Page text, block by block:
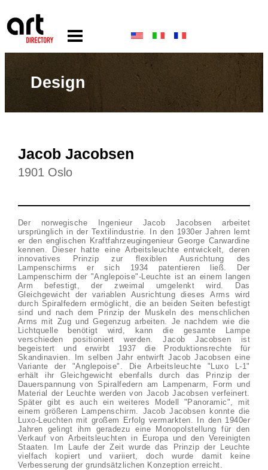
Design
Jacob Jacobsen
1901 Oslo
Der norwegische Ingenieur Jacob Jacobsen arbeitet
ursprünglich in der Textilindustrie. In den 1930er Jahren lernt
er den englischen Kraftfahrzeugingenieur George Carwardine
kennen. Dieser hatte eine Arbeitsleuchte entwickelt, deren
innovatives Prinzip zur flexiblen Ausrichtung des
Lampenschirms er sich 1934 patentieren ließ. Der
Lampenschirm der "Anglepoise"-Leuchte ist an einem langen
Arm befestigt, der zweimal umgelenkt wird. Das
Gleichgewicht der variablen Ausrichtung dieses Arms wird
durch Spiralfedern ermöglicht, die an beiden Seiten befestigt
sind und nach dem Prinzip der Muskeln des menschlichen
Arms mit Zug und Gegenzug arbeiten. Je nachdem wie die
Lichtquelle benötigt wird, kann die gesamte Lampe
verschieden positioniert werden. Jacob Jacobsen ist
begeistert und erwirbt 1937 die Produktionsrechte für
Skandinavien. Im selben Jahr entwirft Jacob Jacobsen eine
Variante der "Anglepoise". Die Arbeitsleuchte "Luxo L-1"
erhält ihr Gleichgewicht ebenfalls durch das Prinzip der
Dauerspannung von Spiralfedern am Lampenarm, Form und
Material der Leuchte werden von Jacob Jacobsen verfeinert.
Später gibt es auch ein weiteres Modell "Panoramic", mit
einem größeren Lampenschirm. Jacob Jacobsen konnte die
Luxo-Leuchten mit großem Erfolg vermarkten. In den 1940er
Jahren gelingt ihm geradezu eine Monopolstellung für den
Verkauf von Arbeitsleuchten in Europa und den Vereinigten
Staaten. Im Laufe der Zeit wurde das Prinzip der Leuchte
vielfach kopiert und variiert, doch wurde damit keine
Verbesserung der grundsätzlichen Konzeption erreicht.